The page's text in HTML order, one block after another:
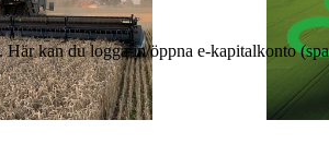
Här kan du logga in/öppna e-kapitalkonto